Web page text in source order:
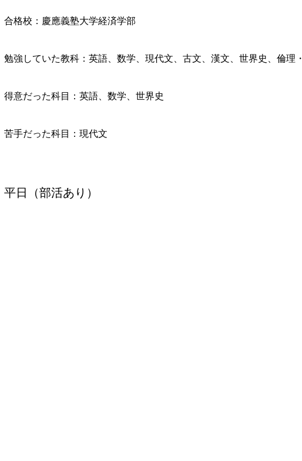
合格校：慶應義塾大学経済学部
勉強していた教科：英語、数学、現代文、古文、漢文、世界史、倫理
得意だった科目：英語、数学、世界史
苦手だった科目：現代文
平日（部活あり）